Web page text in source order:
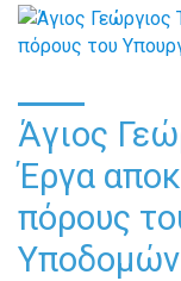
Άγιος
Έργα
πόρους